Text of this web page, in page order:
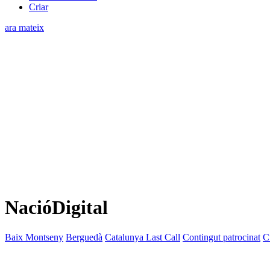
Criar
ara mateix
NacióDigital
Baix Montseny Berguedà Catalunya Last Call Contingut patrocinat